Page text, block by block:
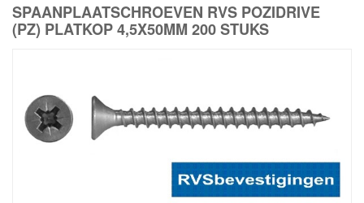
SPAANPLAATSCHROEVEN RVS POZIDRIVE
(PZ) PLATKOP 4,5X50MM 200 STUKS